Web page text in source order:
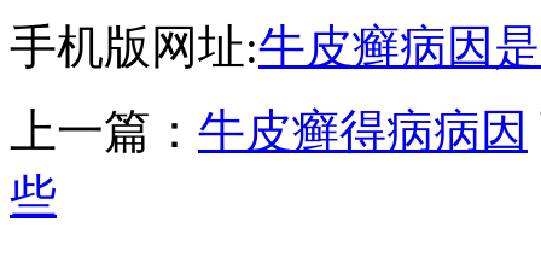
手机版网址:牛皮癣病因
上一篇： 牛皮癣得病病因
些